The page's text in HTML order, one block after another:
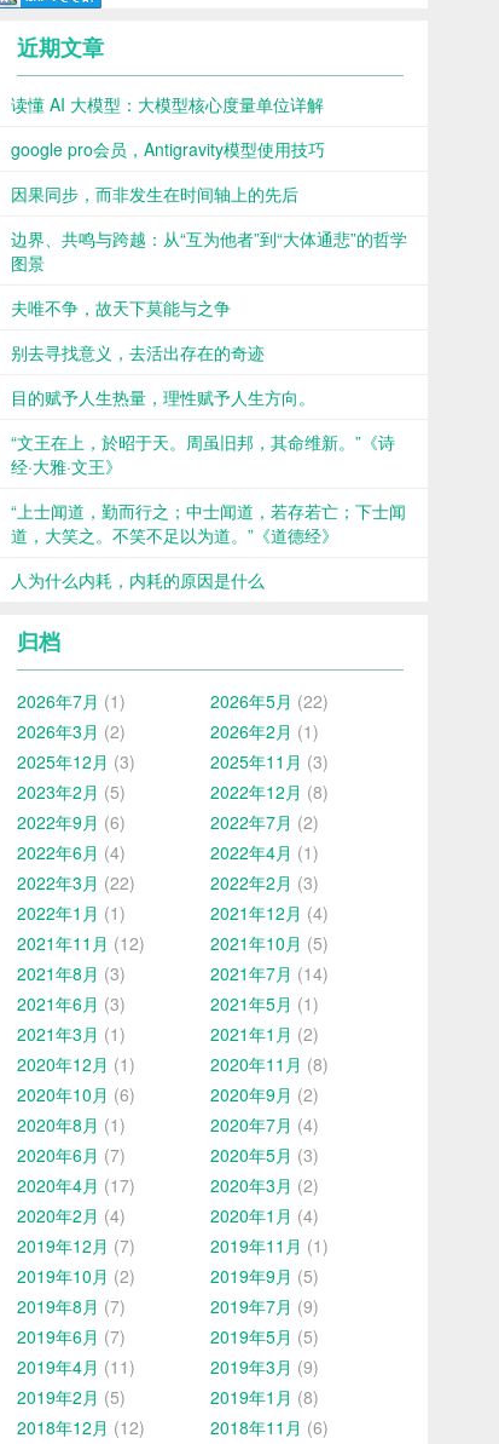
近期文章
读懂 AI 大模型：大模型核心度量单位详解
google pro会员，Antigravity模型使用技巧
因果同步，而非发生在时间轴上的先后
边界、共鸣与跨越：从“互为他者”到“大体通悲”的哲学
图景
夫唯不争，故天下莫能与之争
别去寻找意义，去活出存在的奇迹
目的赋予人生热量，理性赋予人生方向。
“文王在上，於昭于天。周虽旧邦，其命维新。”《诗
经·大雅·文王》
“上士闻道，勤而行之；中士闻道，若存若亡；下士闻
道，大笑之。不笑不足以为道。”《道德经》
人为什么内耗，内耗的原因是什么
归档
2026年7月 (1) 2026年5月 (22)
2026年3月 (2) 2026年2月 (1)
2025年12月 (3) 2025年11月 (3)
2023年2月 (5) 2022年12月 (8)
2022年9月 (6) 2022年7月 (2)
2022年6月 (4) 2022年4月 (1)
2022年3月 (22) 2022年2月 (3)
2022年1月 (1) 2021年12月 (4)
2021年11月 (12) 2021年10月 (5)
2021年8月 (3) 2021年7月 (14)
2021年6月 (3) 2021年5月 (1)
2021年3月 (1) 2021年1月 (2)
2020年12月 (1) 2020年11月 (8)
2020年10月 (6) 2020年9月 (2)
2020年8月 (1) 2020年7月 (4)
2020年6月 (7) 2020年5月 (3)
2020年4月 (17) 2020年3月 (2)
2020年2月 (4) 2020年1月 (4)
2019年12月 (7) 2019年11月 (1)
2019年10月 (2) 2019年9月 (5)
2019年8月 (7) 2019年7月 (9)
2019年6月 (7) 2019年5月 (5)
2019年4月 (11) 2019年3月 (9)
2019年2月 (5) 2019年1月 (8)
2018年12月 (12) 2018年11月 (6)